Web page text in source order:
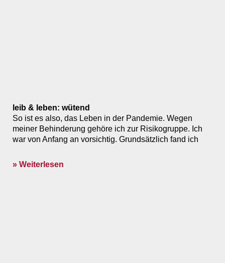
leib & leben: wütend
So ist es also, das Leben in der Pandemie. Wegen
meiner Behinderung gehöre ich zur Risikogruppe. Ich
war von Anfang an vorsichtig. Grundsätzlich fand ich
» Weiterlesen